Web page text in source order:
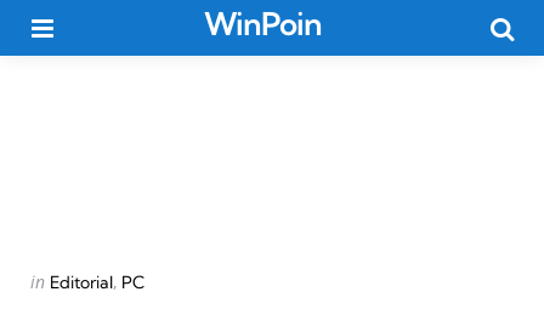
WinPoin
Categories
Posted
in Editorial PC